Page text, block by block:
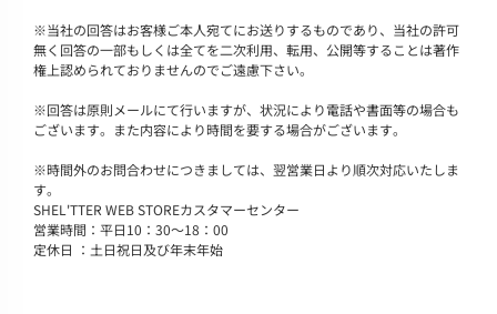
※当社の回答はお客様ご本人宛てにお送りするものであり、当社の許可
無く回答の一部もしくは全てを二次利用、転用、公開等することは著作
権上認められておりませんのでご遠慮下さい。
※回答は原則メールにて行いますが、状況により電話や書面等の場合も
ございます。また内容により時間を要する場合がございます。
※時間外のお問合わせにつきましては、翌営業日より順次対応いたしま
す。
SHEL'TTER WEB STOREカスタマーセンター
営業時間：平日10：30～18：00
定休日 ：土日祝日及び年末年始